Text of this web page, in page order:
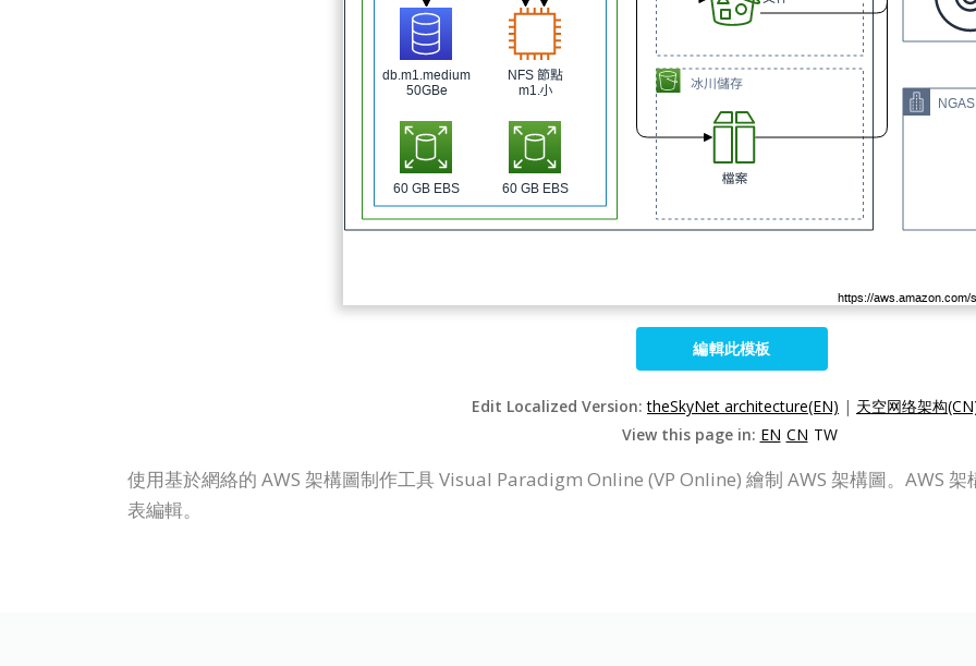
編輯此模板
Edit Localized Version:theSkyNet architecture(EN) | 天空网络架构
View this page in: EN CN TW
使用基於網絡的 AWS 架構圖制作工具 Visual Paradigm Online (VP Online) 繪制 AWS 架構圖。AWS
表編輯。